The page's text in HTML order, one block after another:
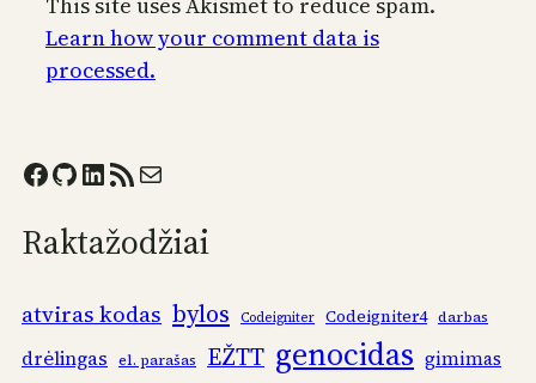
Learn how your comment data is
processed.
Facebook GitHub LinkedIn RSS Feed Mail
Raktažodžiai
atviras kodas bylos Codeigniter Codeigniter4 darbas
drėlingas el. parašas EŽTT genocidas gimimas